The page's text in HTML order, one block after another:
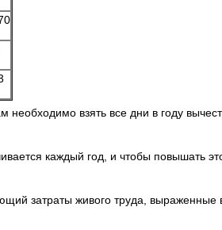
необходимо взять все дни в году
каждый год, и чтобы повышать
затраты живого труда,